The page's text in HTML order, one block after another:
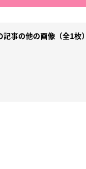
記事の他の画像（全1枚）